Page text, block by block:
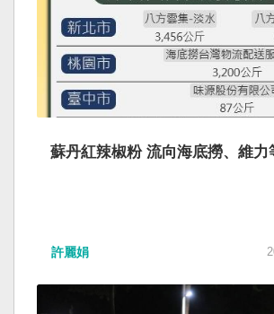
蘇丹紅辣椒粉 流向海底撈、維力
許麗娟